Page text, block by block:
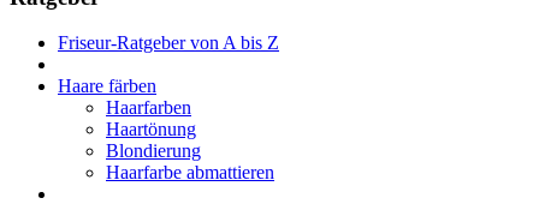
Friseur-Ratgeber von A bis Z
Haare färben
Haarfarben
Haartönung
Blondierung
Haarfarbe abmattieren